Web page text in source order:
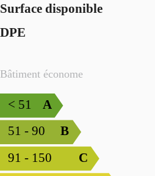
Surface disponible
DPE
Bâtiment économe
A
< 51
B
51 - 90
C
91 - 150